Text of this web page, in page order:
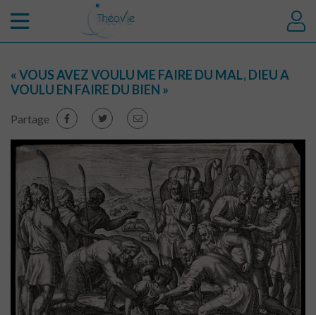
« VOUS AVEZ VOULU ME FAIRE DU MAL, DIEU A
VOULU EN FAIRE DU BIEN »
Partage